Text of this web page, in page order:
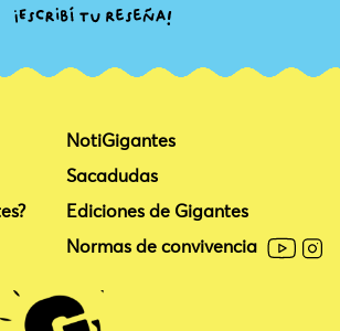
NotiGigantes
Sacadudas
Ediciones de Gigantes
Normas de convivencia